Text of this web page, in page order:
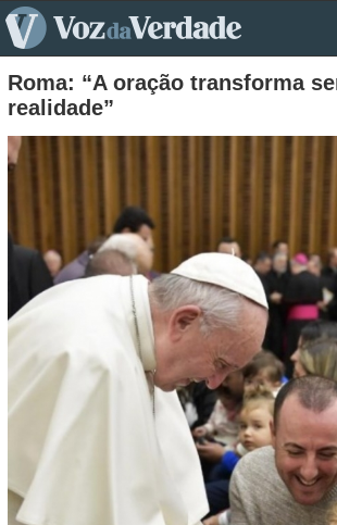
Roma: “A oração transforma
realidade”